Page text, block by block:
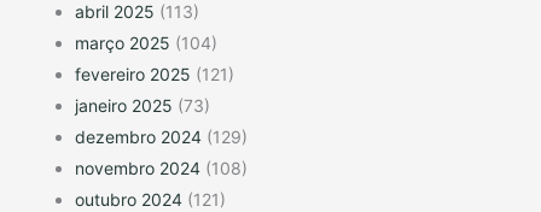
abril 2025 (113)
março 2025 (104)
fevereiro 2025 (121)
janeiro 2025 (73)
dezembro 2024 (129)
novembro 2024 (108)
outubro 2024 (121)